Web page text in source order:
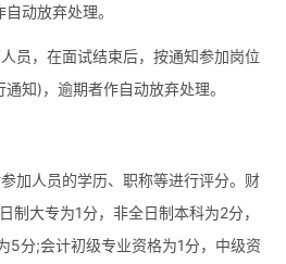
动放弃处理。
员，在面试结束后，按通知参加岗位
知)，逾期者作自动放弃处理。
加人员的学历、职称等进行评分。财
制大专为1分，非全日制本科为2分，
5分;会计初级专业资格为1分，中级资